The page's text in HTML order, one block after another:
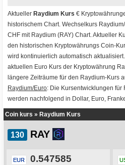
Aktueller Raydium Kurs €
historischem Chart. Wechselkurs
CHF mit Raydium (RAY) Chart. Aktueller
den historischen Kryptowährungs Coin-
wird kontinuierlich automatisch
aktuellen Euro Kurs der Kryptowährung
längere Zeiträume für den Raydium-Kurs
Raydium/Euro: Die Kursentwicklungen für
werden nachfolgend in Dollar, Euro,
Coin kurs » Raydium Kurs
RAY
EUR 0.547585